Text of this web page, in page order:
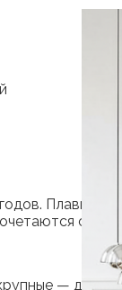
Плавные
с
— для